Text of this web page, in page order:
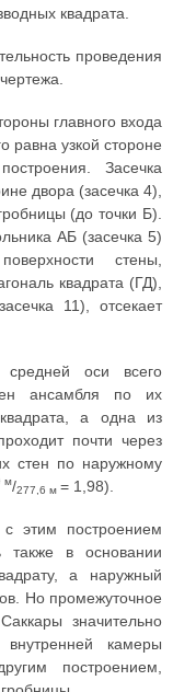
квадрата.
проведения
главного входа
равна узкой стороне
Засечка
двора (засечка 4),
(до точки Б).
АБ (засечка 5)
стены,
квадрата (ГД),
11), отсекает
оси всего
ансамбля по их
а одна из
почти через
стен по наружному
м/277,6 м = 1,98).
этим построением
также в основании
а наружный
Но промежуточное
значительно
внутренней камеры
построением,